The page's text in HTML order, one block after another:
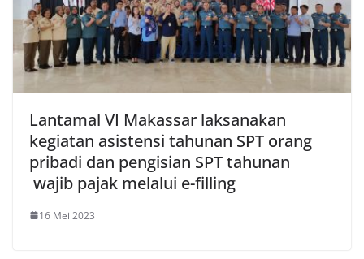
Lantamal VI Makassar laksanakan
kegiatan asistensi tahunan SPT orang
pribadi dan pengisian SPT tahunan
wajib pajak melalui e-filling
16 Mei 2023